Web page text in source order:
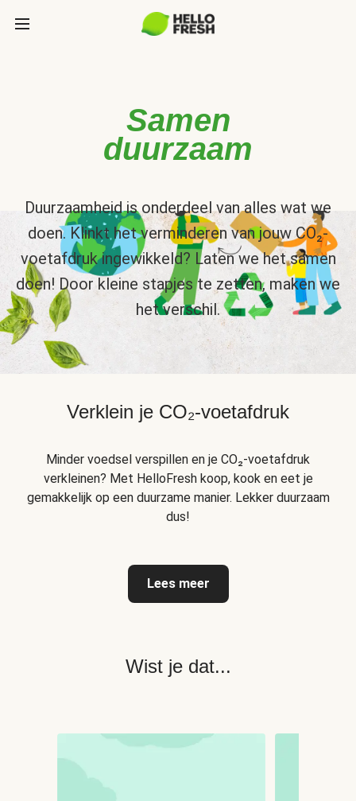
Samen
duurzaam
Duurzaamheid is onderdeel van alles wat we
doen. Klinkt het verminderen van jouw CO₂-
voetafdruk ingewikkeld? Laten we het samen
doen! Door kleine stapjes te zetten, maken we
het verschil.
Verklein je CO₂-voetafdruk
Minder voedsel verspillen en je CO₂-voetafdruk
verkleinen? Met HelloFresh koop, kook en eet je
gemakkelijk op een duurzame manier. Lekker duurzaam
dus!
Lees meer
Wist je dat...